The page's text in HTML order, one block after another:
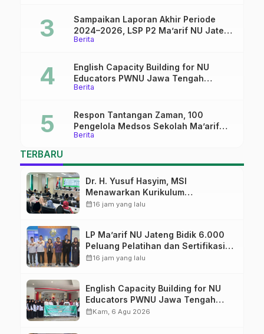
Berita
Sampaikan Laporan Akhir Periode
2024–2026, LSP P2 Ma’arif NU Jateng
Mantapkan Sinergi Link and Match
Berita
English Capacity Building for NU
Educators PWNU Jawa Tengah
Batch#4; Membuka Jalan Menuju
Berita
Respon Tantangan Zaman, 100
Pengelola Medsos Sekolah Ma’arif
Pekalongan Ikuti Pelatihan Literasi
TERBARU
Dr. H. Yusuf Hasyim, MSI
Menawarkan Kurikulum
Diversifikasi, Harapan Baru dalam
calendar_month16 jam yang lalu
LP Ma’arif NU Jateng Bidik 6.000
Peluang Pelatihan dan Sertifikasi
bagi Lulusan SMK
calendar_month16 jam yang lalu
English Capacity Building for NU
Educators PWNU Jawa Tengah
Batch#4; Membuka Jalan Menuju
calendar_monthKam, 6 Agu 2026